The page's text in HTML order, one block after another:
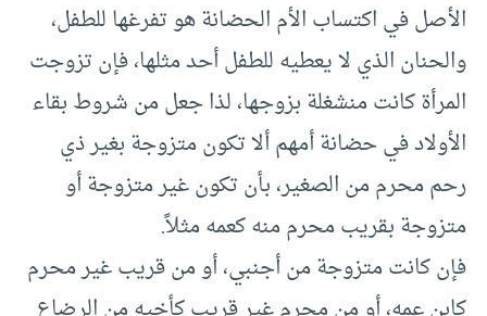
الأصل في اكتساب الأم الحضانة هو تفرغها للطفل،
والحنان الذي لا يعطيه للطفل أحد مثلها، فإن تزوجت
المرأة كانت منشغلة بزوجها، لذا جعل من شروط بقاء
الأولاد في حضانة أمهم ألا تكون متزوجة بغير ذي
رحم محرم من الصغير، بأن تكون غير متزوجة أو
متزوجة بقريب محرم منه كعمه مثلاً.
فإن كانت متزوجة من أجنبي، أو من قريب غير محرم